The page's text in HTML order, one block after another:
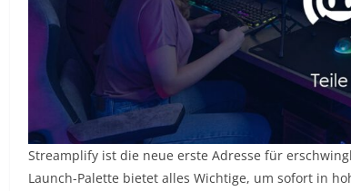
Streamplify ist die neue erste Adresse für
Launch-Palette bietet alles Wichtige, um sofort in